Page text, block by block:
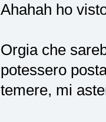
Ahahah ho
Orgia che
potessero
temere, mi